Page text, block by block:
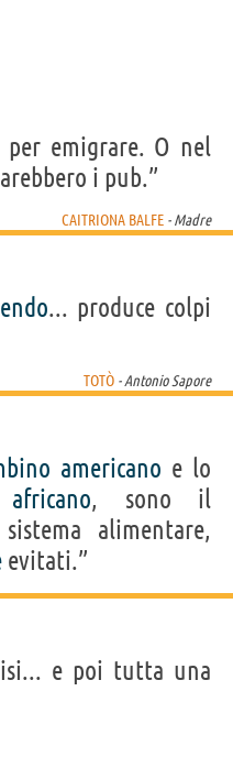
emigrare. O nel
i pub.”
CAITRIONA BALFE - Madre
... produce colpi
TOTÒ - Antonio Sapore
americano e lo
africano, sono il
alimentare,
evitati.”
e poi tutta una